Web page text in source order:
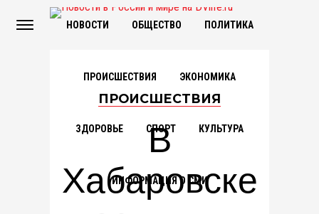
НОВОСТИ ОБЩЕСТВО ПОЛИТИКА
ПРОИСШЕСТВИЯ ЭКОНОМИКА
ЗДОРОВЬЕ СПОРТ КУЛЬТУРА
ИНФОРМАЦИЯ О СМИ
ПРОИСШЕСТВИЯ
В
Хабаровске